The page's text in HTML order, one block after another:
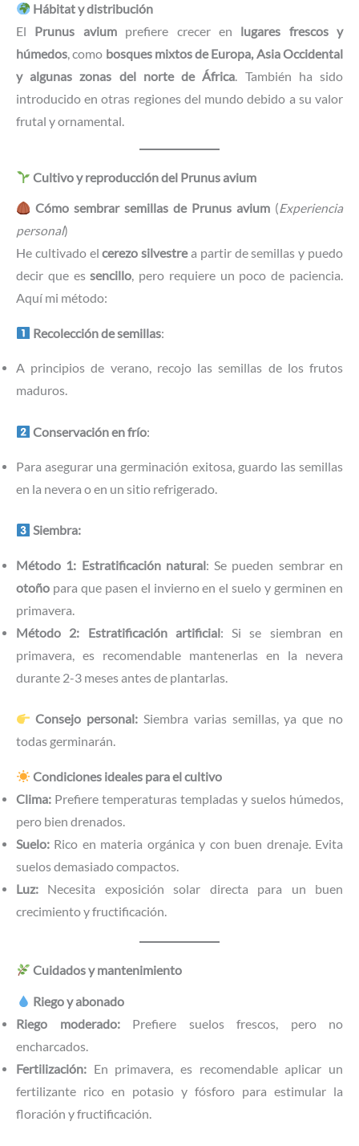
Hábitat y distribución
El Prunus aviumprefiere crecer en lugares frescos y
húmedos , como bosques mixtos de Europa, Asia Occidental
y algunas zonas del norte de África . También ha sido
introducido en otras regiones del mundo debido a su valor
frutal y ornamental.
Cultivo y reproducción del Prunus avium
Cómo sembrar semillas de Prunus avium(Experiencia
personal)
He cultivado elcerezo silvestrea partir de semillas y puedo
decir que essencillo, pero requiere un poco de paciencia.
Aquí mi método:
Recolección de semillas:
A principios de verano, recojo las semillas de los frutos
maduros.
Conservación en frío:
Para asegurar una germinación exitosa, guardo las semillas
en la nevera o en un sitio refrigerado.
Siembra:
Método 1: Estratificación natural: Se pueden sembrar en
otoño para que pasen el invierno en el suelo y germinen en
primavera.
Método 2: Estratificación artificial: Si se siembran en
primavera, es recomendable mantenerlas en la nevera
durante 2-3 meses antes de plantarlas.
Consejo personal: Siembra varias semillas, ya que no
todas germinarán.
Condiciones ideales para el cultivo
Clima: Prefiere temperaturas templadas y suelos húmedos,
pero bien drenados.
Suelo: Rico en materia orgánica y con buen drenaje. Evita
suelos demasiado compactos.
Luz: Necesita exposición solar directa para un buen
crecimiento y fructificación.
Cuidados y mantenimiento
Riego y abonado
Riego moderado:Prefiere suelos frescos, pero no
encharcados.
Fertilización: En primavera, es recomendable aplicar un
fertilizante rico en potasio y fósforo para estimular la
floración y fructificación.